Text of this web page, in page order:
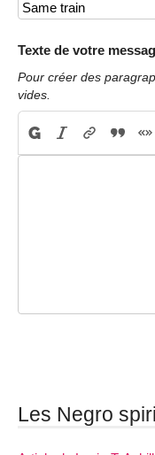
Texte de votre
Pour créer des
vides.
Les Negro